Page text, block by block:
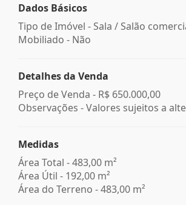
Dados Básicos
Tipo de Imóvel - Sala / Salão
Mobiliado - Não
Detalhes da Venda
Preço de Venda - R$ 650.000,00
Observações - Valores sujeitos a
Medidas
Área Total - 483,00 m²
Área Útil - 192,00 m²
Área do Terreno - 483,00 m²